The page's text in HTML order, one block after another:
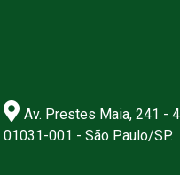
Av. Prestes Maia, 241 -
01031-001 - São Paulo/SP.